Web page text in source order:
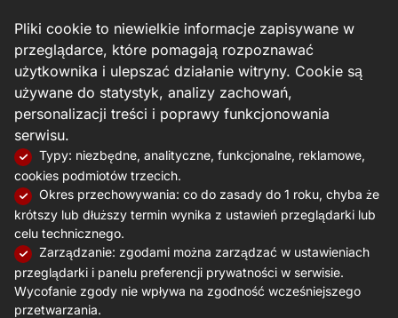
Pliki cookie to niewielkie informacje zapisywane w
przeglądarce, które pomagają rozpoznawać
użytkownika i ulepszać działanie witryny. Cookie są
używane do statystyk, analizy zachowań,
personalizacji treści i poprawy funkcjonowania
serwisu.
Typy: niezbędne, analityczne, funkcjonalne, reklamowe,
cookies podmiotów trzecich.
Okres przechowywania: co do zasady do 1 roku, chyba że
krótszy lub dłuższy termin wynika z ustawień przeglądarki lub
celu technicznego.
Zarządzanie: zgodami można zarządzać w ustawieniach
przeglądarki i panelu preferencji prywatności w serwisie.
Wycofanie zgody nie wpływa na zgodność wcześniejszego
przetwarzania.